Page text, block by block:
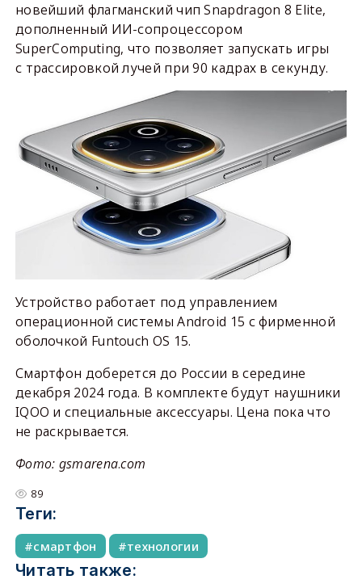
новейший флагманский чип Snapdragon 8 Elite,
дополненный ИИ-сопроцессором
SuperComputing, что позволяет запускать игры
с трассировкой лучей при 90 кадрах в секунду.
Устройство работает под управлением
операционной системы Android 15 с фирменной
оболочкой Funtouch OS 15.
Смартфон доберется до России в середине
декабря 2024 года. В комплекте будут наушники
IQOO и специальные аксессуары. Цена пока что
не раскрывается.
Фото: gsmarena.com
89
Теги:
смартфон технологии
Читать также: